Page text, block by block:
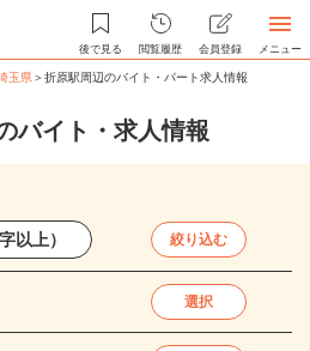
後で見る 閲覧履歴 会員登録 メニュー
玉県＞折原駅周辺のバイト・パート求人情報
バイト・求人情報
絞り込む
選択